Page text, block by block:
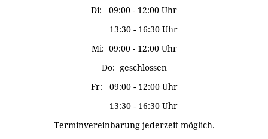
Di: 09:00 - 12:00 Uhr
13:30 - 16:30 Uhr
Mi: 09:00 - 12:00 Uhr
Do: geschlossen
Fr: 09:00 - 12:00 Uhr
13:30 - 16:30 Uhr
Terminvereinbarung jederzeit möglich.